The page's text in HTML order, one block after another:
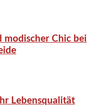
modischer Chic bei
Lebensqualität